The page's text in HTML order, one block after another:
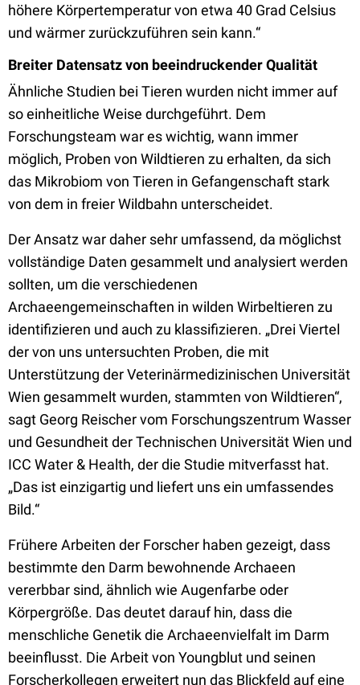
höhere Körpertemperatur von etwa 40 Grad Celsius
und wärmer zurückzuführen sein kann.“
Breiter Datensatz von beeindruckender Qualität
Ähnliche Studien bei Tieren wurden nicht immer auf
so einheitliche Weise durchgeführt. Dem
Forschungsteam war es wichtig, wann immer
möglich, Proben von Wildtieren zu erhalten, da sich
das Mikrobiom von Tieren in Gefangenschaft stark
von dem in freier Wildbahn unterscheidet.
Der Ansatz war daher sehr umfassend, da möglichst
vollständige Daten gesammelt und analysiert werden
sollten, um die verschiedenen
Archaeengemeinschaften in wilden Wirbeltieren zu
identifizieren und auch zu klassifizieren. „Drei Viertel
der von uns untersuchten Proben, die mit
Unterstützung der Veterinärmedizinischen Universität
Wien gesammelt wurden, stammten von Wildtieren“,
sagt Georg Reischer vom Forschungszentrum Wasser
und Gesundheit der Technischen Universität Wien und
ICC Water & Health, der die Studie mitverfasst hat.
„Das ist einzigartig und liefert uns ein umfassendes
Bild.“
Frühere Arbeiten der Forscher haben gezeigt, dass
bestimmte den Darm bewohnende Archaeen
vererbbar sind, ähnlich wie Augenfarbe oder
Körpergröße. Das deutet darauf hin, dass die
menschliche Genetik die Archaeenvielfalt im Darm
beeinflusst. Die Arbeit von Youngblut und seinen
Forscherkollegen erweitert nun das Blickfeld auf eine